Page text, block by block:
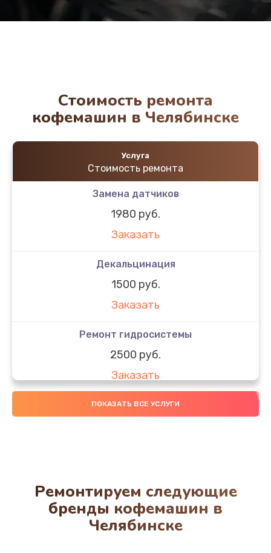
Стоимость ремонта
кофемашин в Челябинске
Услуга
Стоимость ремонта
Замена датчиков
1980 руб.
Заказать
Декальцинация
1500 руб.
Заказать
Ремонт гидросистемы
2500 руб.
Заказать
Замена трубок
580 руб.
Заказать
ПОКАЗАТЬ ВСЕ УСЛУГИ
Ремонтируем следующие
бренды кофемашин в
Челябинске